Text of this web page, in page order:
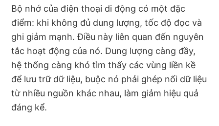
Bộ nhớ của điện thoại di động có một đặc
điểm: khi không đủ dung lượng, tốc độ đọc và
ghi giảm mạnh. Điều này liên quan đến nguyên
tắc hoạt động của nó. Dung lượng càng đầy,
hệ thống càng khó tìm thấy các vùng liền kề
để lưu trữ dữ liệu, buộc nó phải ghép nối dữ liệu
từ nhiều nguồn khác nhau, làm giảm hiệu quả
đáng kể.